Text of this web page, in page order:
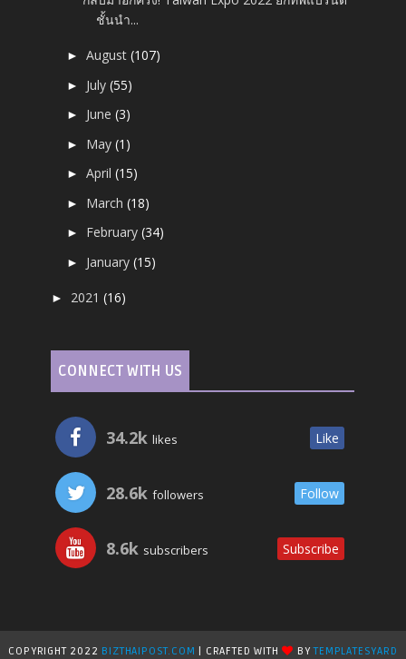
ชั้นนำ...
►August(107)
► July(55)
► June(3)
► May(1)
►April(15)
► March(18)
► February(34)
► January(15)
► 2021(16)
CONNECT WITH US
34.2k likes Like
28.6k followers Follow
8.6k subscribers Subscribe
COPYRIGHT 2022 BIZTHAIPOST.COM | CRAFTED WITH BYTEMPLATESYARD